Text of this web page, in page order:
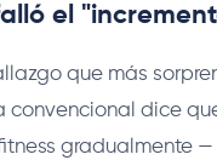
el
que más
convencional dice
gradualmente —